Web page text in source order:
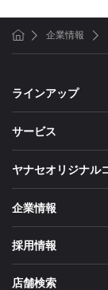
ホーム企業情報
ラインアップ
サービス
ヤナセオリジナル
企業情報
採用情報
店舗検索